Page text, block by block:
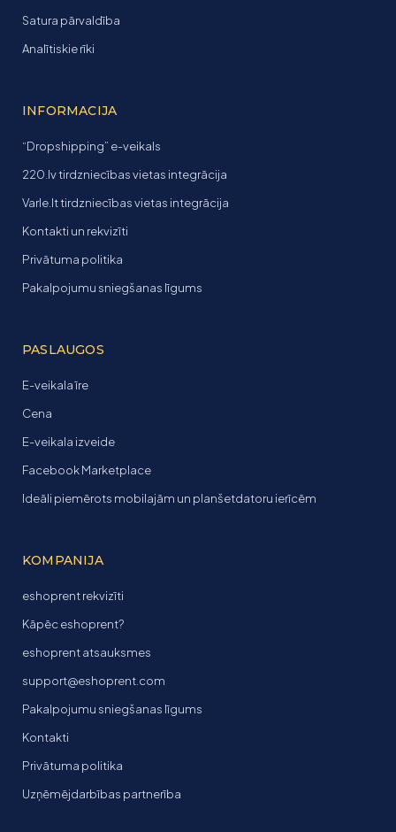
Satura pārvaldība
Analītiskie rīki
INFORMACIJA
“Dropshipping” e-veikals
220.lv tirdzniecības vietas integrācija
Varle.lt tirdzniecības vietas integrācija
Kontakti un rekvizīti
Privātuma politika
Pakalpojumu sniegšanas līgums
PASLAUGOS
E-veikala īre
Cena
E-veikala izveide
Facebook Marketplace
Ideāli piemērots mobilajām un planšetdatoru ierīcēm
KOMPANIJA
eshoprent rekvizīti
Kāpēc eshoprent?
eshoprent atsauksmes
support@eshoprent.com
Pakalpojumu sniegšanas līgums
Kontakti
Privātuma politika
Uzņēmējdarbības partnerība